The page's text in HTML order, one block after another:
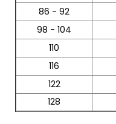
86 - 92
98 - 104
110
116
122
128